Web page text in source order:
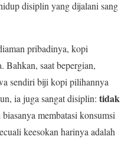
disiplin yang dijalani sang
pribadinya, kopi
Bahkan, saat bepergian,
sendiri biji kopi pilihannya
ia juga sangat disiplin: tidak
biasanya membatasi konsumsi
keesokan harinya adalah